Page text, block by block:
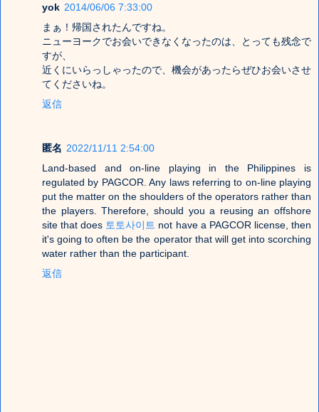
yok 2014/06/06 7:33:00
まぁ！帰国されたんですね。
ニューヨークでお会いできなくなったのは、とっても残念で
すが、
近くにいらっしゃったので、機会があったらぜひお会いさせ
てくださいね。
返信
匿名 2022/11/11 2:54:00
Land-based and on-line playing in the Philippines is
regulated by PAGCOR. Any laws referring to on-line playing
put the matter on the shoulders of the operators rather than
the players. Therefore, should you a reusing an offshore
site that does 토토사이트 not have a PAGCOR license, then
it's going to often be the operator that will get into scorching
water rather than the participant.
返信